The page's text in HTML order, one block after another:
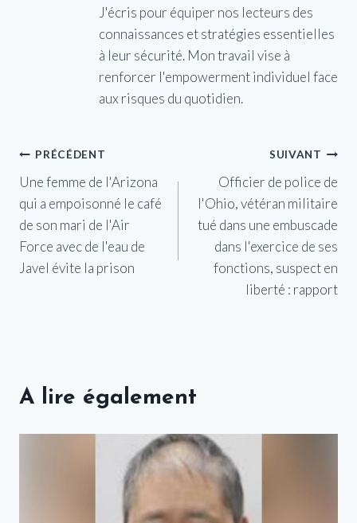
J'écris pour équiper nos lecteurs des
connaissances et stratégies essentielles
à leur sécurité. Mon travail vise à
renforcer l'empowerment individuel face
aux risques du quotidien.
Navigation
de
l’article
PRÉCÉDENT
Une femme de l'Arizona
qui a empoisonné le café
de son mari de l'Air
Force avec de l'eau de
Javel évite la prison
SUIVANT
Officier de police de
l'Ohio, vétéran militaire
tué dans une embuscade
dans l'exercice de ses
fonctions, suspect en
liberté : rapport
A lire également